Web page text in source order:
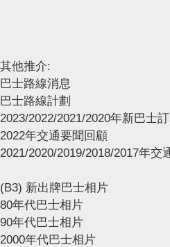
其他推介:
巴士路線消息
巴士路線計劃
2023/2022/2021/2020年新巴士
2022年交通要聞回顧
2021/2020/2019/2018/2017年交
(B3) 新出牌巴士相片
80年代巴士相片
90年代巴士相片
2000年代巴士相片